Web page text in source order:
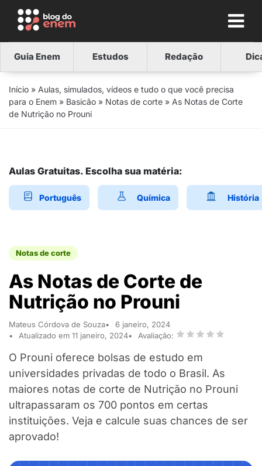
Guia Enem Estudos Redação
Início » Aulas, simulados, vídeos e tudo o que você precisa
para o Enem » Basicão » Notas de corte » As Notas de Corte
de Nutrição no Prouni
Aulas Gratuitas. Escolha sua matéria:
Português Química História
Notas de corte
As Notas de Corte de
Nutrição no Prouni
Mateus Córdova de Souza
6 janeiro, 2024
Atualizado em 11 janeiro, 2024
Avaliação:
O Prouni oferece bolsas de estudo em
universidades privadas de todo o Brasil. As
maiores notas de corte de Nutrição no Prouni
ultrapassaram os 700 pontos em certas
instituições. Veja e calcule suas chances de ser
aprovado!